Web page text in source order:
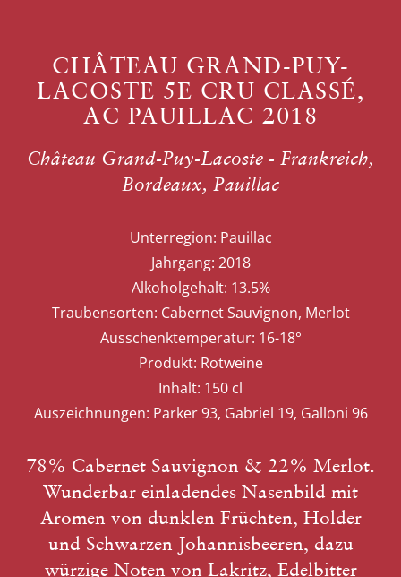
CHÂTEAU GRAND-PUY-
LACOSTE 5E CRU CLASSÉ,
AC PAUILLAC 2018
Château Grand-Puy-Lacoste - Frankreich,
Bordeaux, Pauillac
Unterregion: Pauillac
Jahrgang: 2018
Alkoholgehalt: 13.5%
Traubensorten: Cabernet Sauvignon, Merlot
Ausschenktemperatur: 16-18°
Produkt: Rotweine
Inhalt: 150 cl
Auszeichnungen: Parker 93, Gabriel 19, Galloni 96
78% Cabernet Sauvignon & 22% Merlot.
Wunderbar einladendes Nasenbild mit
Aromen von dunklen Früchten, Holder
und Schwarzen Johannisbeeren, dazu
würzige Noten von Lakritz, Edelbitter